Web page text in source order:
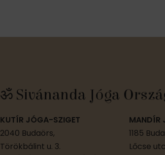
ॐ Sivánanda Jóga
KUTÍR JÓGA-SZIGET
2040 Budaörs,
Törökbálint u. 3.
MANDÍR
1185
Lőcse